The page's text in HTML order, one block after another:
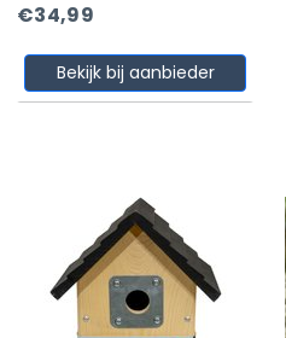
€34,99
Bekijk bij aanbieder